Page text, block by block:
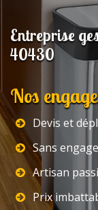
Entreprise
40430
Nos
Devis et
Sans
Artisan
Prix